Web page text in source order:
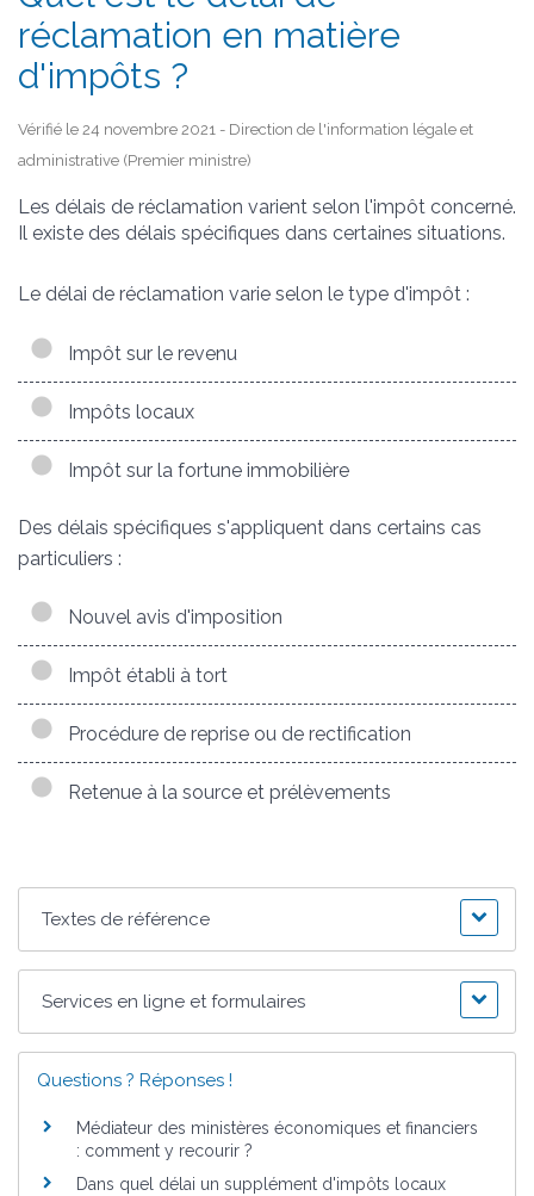
réclamation en matière
d'impôts ?
Vérifié le 24 novembre 2021 - Direction de l'information légale et
administrative (Premier ministre)
Les délais de réclamation varient selon l'impôt concerné.
Il existe des délais spécifiques dans certaines situations.
Le délai de réclamation varie selon le type d'impôt :
Impôt sur le revenu
Impôts locaux
Impôt sur la fortune immobilière
Des délais spécifiques s'appliquent dans certains cas
particuliers :
Nouvel avis d'imposition
Impôt établi à tort
Procédure de reprise ou de rectification
Retenue à la source et prélèvements
Textes de référence
Services en ligne et formulaires
Questions ? Réponses !
Médiateur des ministères économiques et financiers
: comment y recourir ?
Dans quel délai un supplément d'impôts locaux